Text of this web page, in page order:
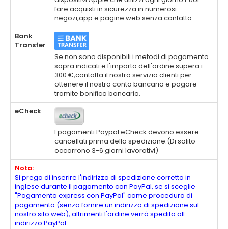
fare acquisti in sicurezza in numerosi
negozi,app e pagine web senza contatto.
Bank
Transfer
Se non sono disponibili i metodi di pagamento
sopra indicati e l'importo dell'ordine supera i
300 €,contatta il nostro servizio clienti per
ottenere il nostro conto bancario e pagare
tramite bonifico bancario.
eCheck
I pagamenti Paypal eCheck devono essere
cancellati prima della spedizione.(Di solito
occorrono 3-6 giorni lavorativi)
Nota:
Si prega di inserire l'indirizzo di spedizione corretto in
inglese durante il pagamento con PayPal, se si sceglie
"Pagamento express con PayPal" come procedura di
pagamento (senza fornire un indirizzo di spedizione sul
nostro sito web), altrimenti l'ordine verrà spedito all
indirizzo PayPal.